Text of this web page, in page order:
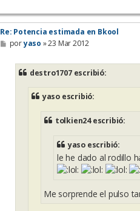
Re: Potencia estimada en Bkool
M
e
poryaso »23 Mar 2012
destro1707 escribió:
yaso escribió:
tolkien24 escribió:
yaso escribió:
le he dado al rodillo
Me sorprende el pulso